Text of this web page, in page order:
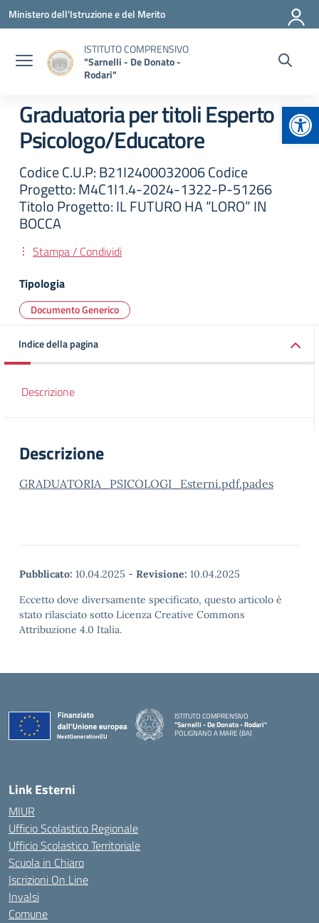
Vai ai contenuti
Vai al menu di navigazione
Vai al footer
Ministero dell'Istruzione e del Merito
ISTITUTO COMPRENSIVO
"Sarnelli - De Donato -
Rodari"
Graduatoria per titoli Esperto
Psicologo/Educatore
Codice C.U.P: B21I2400032006 Codice
Progetto: M4C1I1.4-2024-1322-P-51266
Titolo Progetto: IL FUTURO HA “LORO” IN
BOCCA
Stampa / Condividi
Tipologia
Documento Generico
Indice della pagina
Descrizione
Descrizione
GRADUATORIA_PSICOLOGI_Esterni.pdf.pades
Pubblicato: 10.04.2025 - Revisione: 10.04.2025
Eccetto dove diversamente specificato, questo articolo è
stato rilasciato sotto Licenza Creative Commons
Attribuzione 4.0 Italia.
ISTITUTO COMPRENSIVO
"Sarnelli - De Donato - Rodari"
POLIGNANO A MARE (BA)
Link Esterni
MIUR
Ufficio Scolastico Regionale
Ufficio Scolastico Territoriale
Scuola in Chiaro
Iscrizioni On Line
Invalsi
Comune